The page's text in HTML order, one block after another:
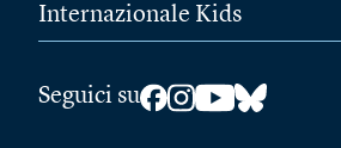
Internazionale Kids
Seguici su